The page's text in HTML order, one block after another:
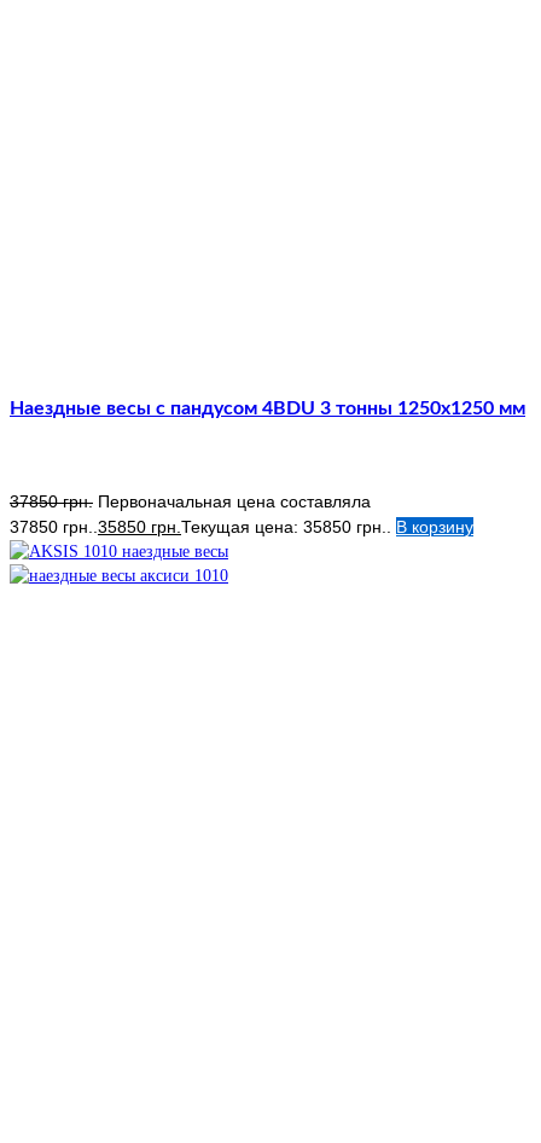
Наездные весы с пандусом 4BDU 3 тонны 1250х1250 мм
37850грн. Первоначальная цена составляла
37850 грн.. 35850 грн. Текущая цена: 35850 грн.. В корзину